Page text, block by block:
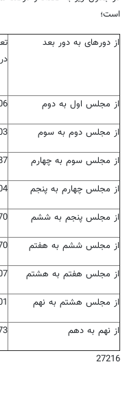
است؛
از دوره​ای به دور بعد
از مجلس اول به دوم
از مجلس دوم به سوم
از مجلس سوم به چهارم 87
از مجلس چهارم به پنجم
از مجلس پنجم به ششم 70
از مجلس ششم به هفتم 70
از مجلس هفتم به هشتم
از مجلس هشتم به نهم
از نهم به دهم 73
27216